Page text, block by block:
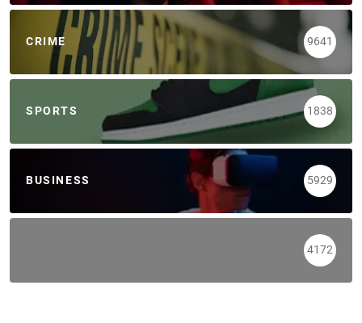
CRIME 9641
SPORTS 1838
BUSINESS 5929
4172